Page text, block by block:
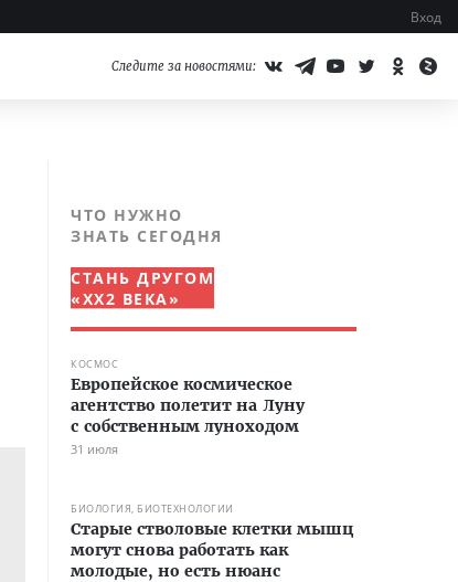
Вход
Следите за новостями:
ЧТО НУЖНО
ЗНАТЬ СЕГОДНЯ
СТАНЬ ДРУГОМ
«XX2 ВЕКА»
КОСМОС
Европейское космическое
агентство полетит на Луну
с собственным луноходом
31 июля
БИОЛОГИЯ, БИОТЕХНОЛОГИИ
Старые стволовые клетки мышц
могут снова работать как
молодые, но есть нюанс